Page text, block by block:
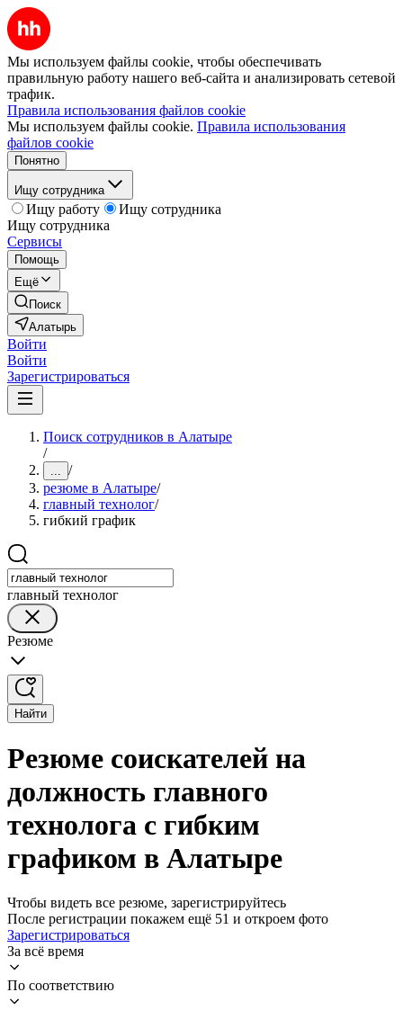
Мы используем файлы cookie, чтобы обеспечивать
правильную работу нашего веб-сайта и анализировать сетевой
трафик.
Правила использования файлов cookie
Мы используем файлы cookie. Правила использования
файлов cookie
Понятно
Ищу сотрудника
Ищу работу
Ищу сотрудника
Ищу сотрудника
Сервисы
Помощь
Ещё
Поиск
Алатырь
Войти
Войти
Зарегистрироваться
Поиск сотрудников в Алатыре
/
... /
резюме в Алатыре/
главный технолог/
гибкий график
главный технолог
Резюме
Найти
Резюме соискателей на
должность главного
технолога с гибким
графиком в Алатыре
Чтобы видеть все резюме, зарегистрируйтесь
После регистрации покажем ещё 51 и откроем фото
Зарегистрироваться
За всё время
По соответствию